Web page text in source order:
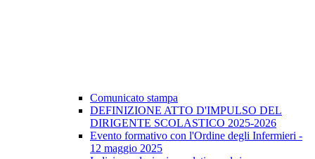
Comunicato stampa
DEFINIZIONE ATTO D'IMPULSO DEL
DIRIGENTE SCOLASTICO 2025-2026
Evento formativo con l'Ordine degli Infermieri -
12 maggio 2025